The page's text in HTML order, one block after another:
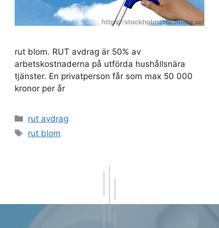
rut blom. RUT avdrag är 50% av
arbetskostnaderna på utförda hushållsnära
tjänster. En privatperson får som max 50 000
kronor per år
Kategorier
rut avdrag
Etiketter
rut blom